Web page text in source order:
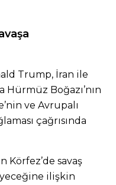
Trump, İran ile
Hürmüz Boğazı’nın
ve Avrupalı
çağrısında
Körfez’de savaş
ilişkin